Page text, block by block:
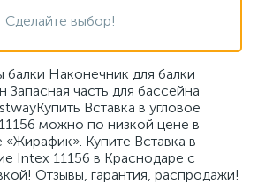
Сделайте выбор!
Наконечник для балки
Запасная часть для бассейна
Вставка в угловое
можно по низкой цене в
«Жирафик». Купите Вставка в
Intex 11156 в Краснодаре с
Отзывы, гарантия, распродажи!